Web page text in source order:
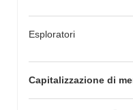
Esploratori
Capitalizzazione di